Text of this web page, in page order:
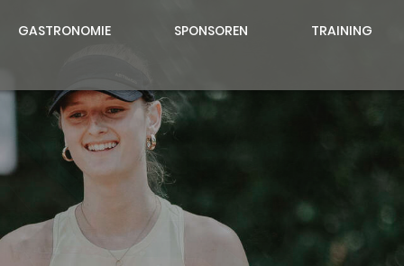
GASTRONOMIE SPONSOREN TRAINING